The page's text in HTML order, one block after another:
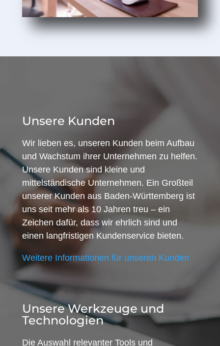
Unsere Kunden
Wir lieben es, unseren Kunden beim Aufbau
und Wachstum ihrer Unternehmen zu helfen.
Unsere Kunden sind kleine und
mittelständische Unternehmen. Ein Großteil
unserer Kunden aus Baden-Württemberg ist
uns seit mehr als 10 Jahren treu – ein
Zeichen dafür, dass wir ehrlich sind und
einen langfristigen Kundenservice bieten.
Weitere Informationen für unseren Kunden
Unsere Werkzeuge und
Technologien
Die Auswahl relevanter Tools und